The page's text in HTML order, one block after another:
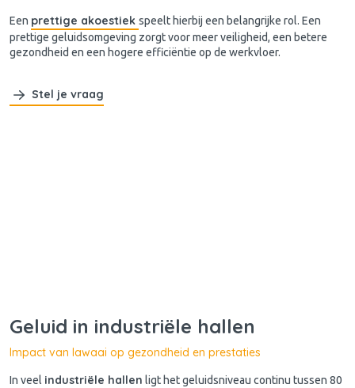
Een prettige akoestiek speelt hierbij een belangrijke rol. Een
prettige geluidsomgeving zorgt voor meer veiligheid, een betere
gezondheid en een hogere efficiëntie op de werkvloer.
Stel je vraag
Geluid in industriële hallen
Impact van lawaai op gezondheid en prestaties
In veel industriële hallen ligt het geluidsniveau continu tussen 80